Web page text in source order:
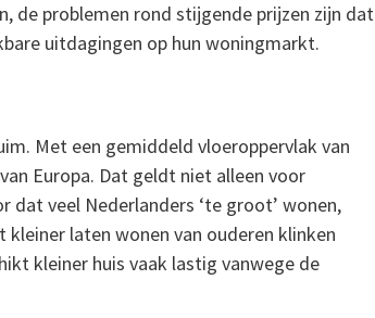
de problemen rond stijgende prijzen zijn dat
uitdagingen op hun woningmarkt.
Met een gemiddeld vloeroppervlak van
Europa. Dat geldt niet alleen voor
veel Nederlanders ‘te groot’ wonen,
laten wonen van ouderen klinken
kleiner huis vaak lastig vanwege de